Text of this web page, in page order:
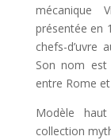
mécanique
présentée en
chefs-
Son nom est
entre Rome et
Modèle
collection